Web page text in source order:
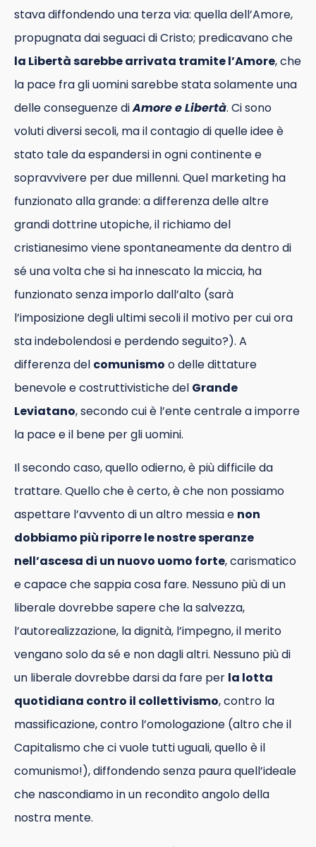
stava diffondendo una terza via: quella dell’Amore,
propugnata dai seguaci di Cristo; predicavano che
la Libertà sarebbe arrivata tramite l’Amore, che
la pace fra gli uomini sarebbe stata solamente una
delle conseguenze diAmore e Libertà. Ci sono
voluti diversi secoli, ma il contagio di quelle idee è
stato tale da espandersi in ogni continente e
sopravvivere per due millenni. Quel marketing ha
funzionato alla grande: a differenza delle altre
grandi dottrine utopiche, il richiamo del
cristianesimo viene spontaneamente da dentro di
sé una volta che si ha innescato la miccia, ha
funzionato senza imporlo dall’alto (sarà
l’imposizione degli ultimi secoli il motivo per cui ora
sta indebolendosi e perdendo seguito?). A
differenza del comunismo o delle dittature
benevole e costruttivistiche del Grande
Leviatano, secondo cui è l’ente centrale a imporre
la pace e il bene per gli uomini.
Il secondo caso, quello odierno, è più difficile da
trattare. Quello che è certo, è che non possiamo
aspettare l’avvento di un altro messia e non
dobbiamo più riporre le nostre speranze
nell’ascesa di un nuovo uomo forte, carismatico
e capace che sappia cosa fare. Nessuno più di un
liberale dovrebbe sapere che la salvezza,
l’autorealizzazione, la dignità, l’impegno, il merito
vengano solo da sé e non dagli altri. Nessuno più di
un liberale dovrebbe darsi da fare per la lotta
quotidiana contro il collettivismo, contro la
massificazione, contro l’omologazione (altro che il
Capitalismo che ci vuole tutti uguali, quello è il
comunismo!), diffondendo senza paura quell’ideale
che nascondiamo in un recondito angolo della
nostra mente.